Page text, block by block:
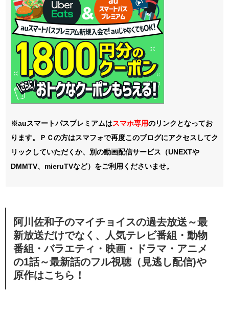
※auスマートパスプレミアムはスマホ専用のリンクとなってお
ります。ＰＣの方はスマフォで再度このブログにアクセスしてク
リックしていただくか、別の動画配信サービス（UNEXTや
DMMTV、mieruTVなど）をご利用くださいませ。
阿川佐和子のマイチョイスの過去放送～最
新放送だけでなく、人気テレビ番組・動物
番組・バラエティ・映画・ドラマ・アニメ
の1話～最新話のフル視聴（見逃し配信)や
原作はこちら！